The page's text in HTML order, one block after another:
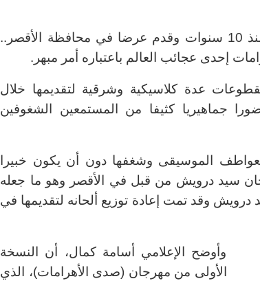
وأوضح (لانج لانج) أنه تواجد في مصر منذ 10 سنوات وقدم عرضا في محافظة الأقصر..
إحدى عجائب العالم باعتباره أمر مبهر.
عدة كلاسيكية وشرقية لتقديمها خلال
جماهيريا كثيفا من المستمعين الشغوفين
الموسيقى وشغفها دون أن يكون خبيرا
سيد درويش من قبل في الأقصر وهو ما جعله
وقد تمت إعادة توزيع ألحانه لتقديمها في
وأوضح الإعلامي أسامة كمال، أن النسخة
الأولى من مهرجان (صدى الأهرامات)، الذي